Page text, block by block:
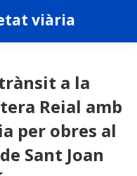
viària
a la
Reial amb
per obres al
Sant Joan